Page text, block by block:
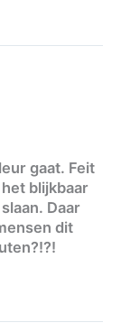
gaat. Feit
blijkbaar
Daar
dit